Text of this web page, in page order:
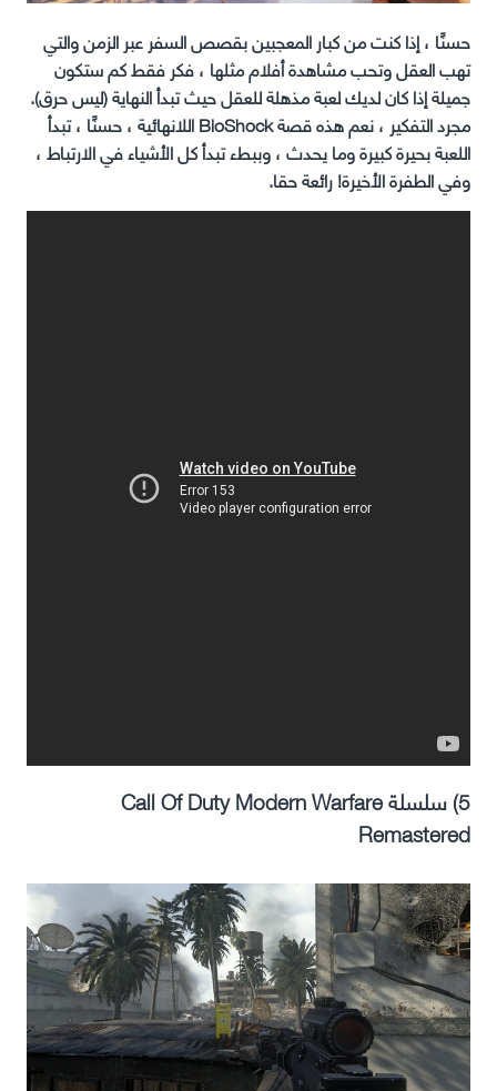
حسنًا ، إذا كنت من كبار المعجبين بقصص السفر عبر الزمن والتي
تهب العقل وتحب مشاهدة أفلام مثلها ، فكر فقط كم ستكون
جميلة إذا كان لديك لعبة مذهلة للعقل حيث تبدأ النهاية (ليس حرق).
مجرد التفكير ، نعم هذه قصة BioShock اللانهائية ، حسنًا ، تبدأ
اللعبة بحيرة كبيرة وما يحدث ، وببطء تبدأ كل الأشياء في الارتباط ،
وفي الطفرة الأخيرة! رائعة حقا.
5) سلسلة Call Of Duty Modern Warfare
Remastered